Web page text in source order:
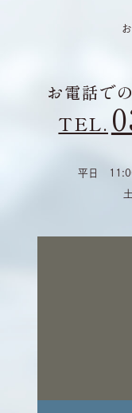
お電話で
TEL.
平日